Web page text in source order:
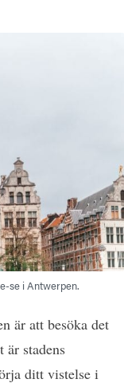
se i Antwerpen.
är att besöka det
är stadens
ditt vistelse i